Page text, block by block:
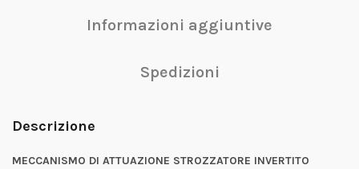
Informazioni aggiuntive
Spedizioni
Descrizione
MECCANISMO DI ATTUAZIONE STROZZATORE INVERTITO